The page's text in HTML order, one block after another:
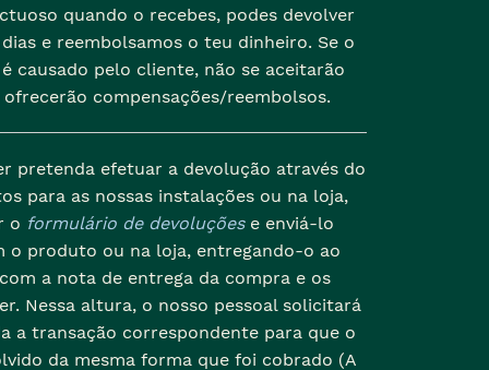
quando o recebes, podes devolver
e reembolsamos o teu dinheiro. Se o
causado pelo cliente, não se aceitarão
compensações/reembolsos.
pretenda efetuar a devolução através do
para as nossas instalações ou na loja,
o formulário de devoluçõese enviá-lo
o produto ou na loja, entregando-o ao
a nota de entrega da compra e os
Nessa altura, o nosso pessoal solicitará
a transação correspondente para que o
da mesma forma que foi cobrado (A